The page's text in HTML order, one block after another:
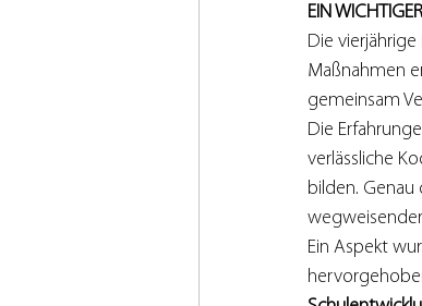
EIN
Die
Maßnahmen
gemeinsam
Die
verlässliche
bilden. Genau
Ein Aspekt